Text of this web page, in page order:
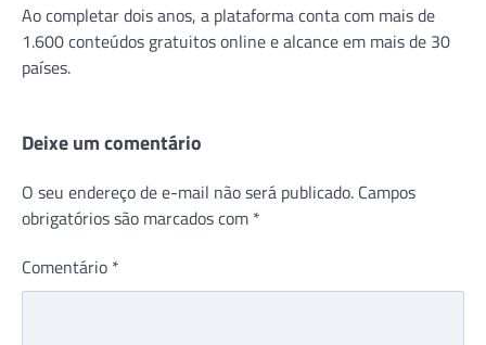
Ao completar dois anos, a plataforma conta com mais de
1.600 conteúdos gratuitos online e alcance em mais de 30
países.
Deixe um comentário
O seu endereço de e-mail não será publicado. Campos
obrigatórios são marcados com *
Comentário *